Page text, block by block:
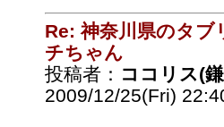
Re: 神奈川県のタ
チちゃん
投稿者： ココリス(
2009/12/25(Fri)